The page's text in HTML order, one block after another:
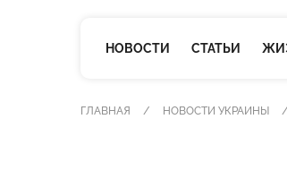
НОВОСТИ СТАТЬИ
ГЛАВНАЯ НОВОСТИ УКРАИНЫ